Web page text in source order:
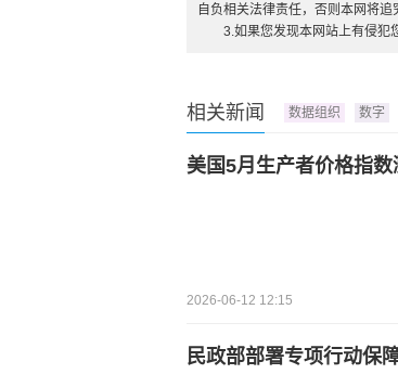
自负相关法律责任，否则本网将追
3.如果您发现本网站上有侵犯
相关新闻 数据组织 数字
美国5月生产者价格指
2026-06-12 12:15
民政部部署专项行动保